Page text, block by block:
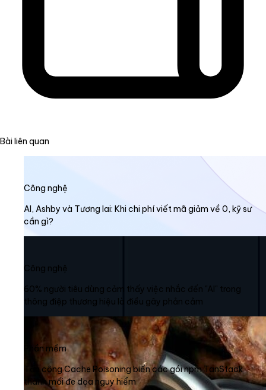
Bài liên quan
Công nghệ
AI, Ashby và Tương lai: Khi chi phí viết mã giảm về 0, kỹ sư
cần gì?
Công nghệ
60% người tiêu dùng cảm thấy việc nhắc đến "AI" trong
thông điệp thương hiệu là điều gây phản cảm
Phần mềm
Tấn công Cache Poisoning biến các gói npm TanStack
thành mối đe dọa nguy hiểm